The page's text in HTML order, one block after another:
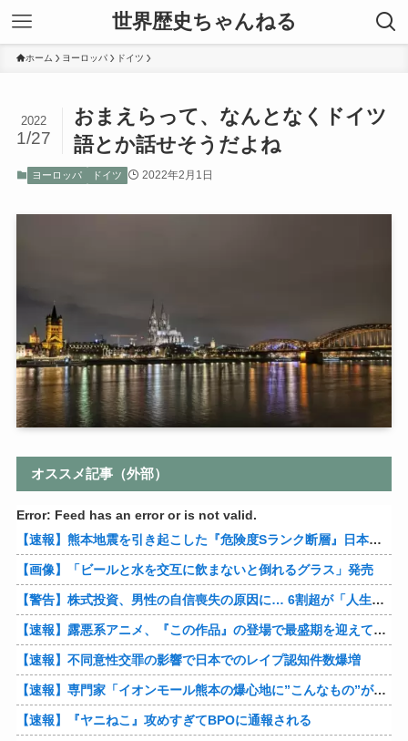
世界歴史ちゃんねる
ホーム ヨーロッパ ドイツ
おまえらって、なんとなくドイツ
語とか話せそうだよね
2022
1/27
ヨーロッパ ドイツ 2022年2月1日
オススメ記事（外部）
Error: Feed has an error or is not valid.
【速報】熊本地震を引き起こした『危険度Sランク断層』日本のド真ん中に10カ所もあると判明
【画像】「ビールと水を交互に飲まないと倒れるグラス」発売
【警告】株式投資、男性の自信喪失の原因に… 6割超が「人生の敗者」自認
【速報】露悪系アニメ、『この作品』の登場で最盛期を迎えてしまう…
【速報】不同意性交罪の影響で日本でのレイプ認知件数爆増
【速報】専門家「イオンモール熊本の爆心地に”こんなもの”があったんだけど…」
【速報】『ヤニねこ』攻めすぎてBPOに通報される